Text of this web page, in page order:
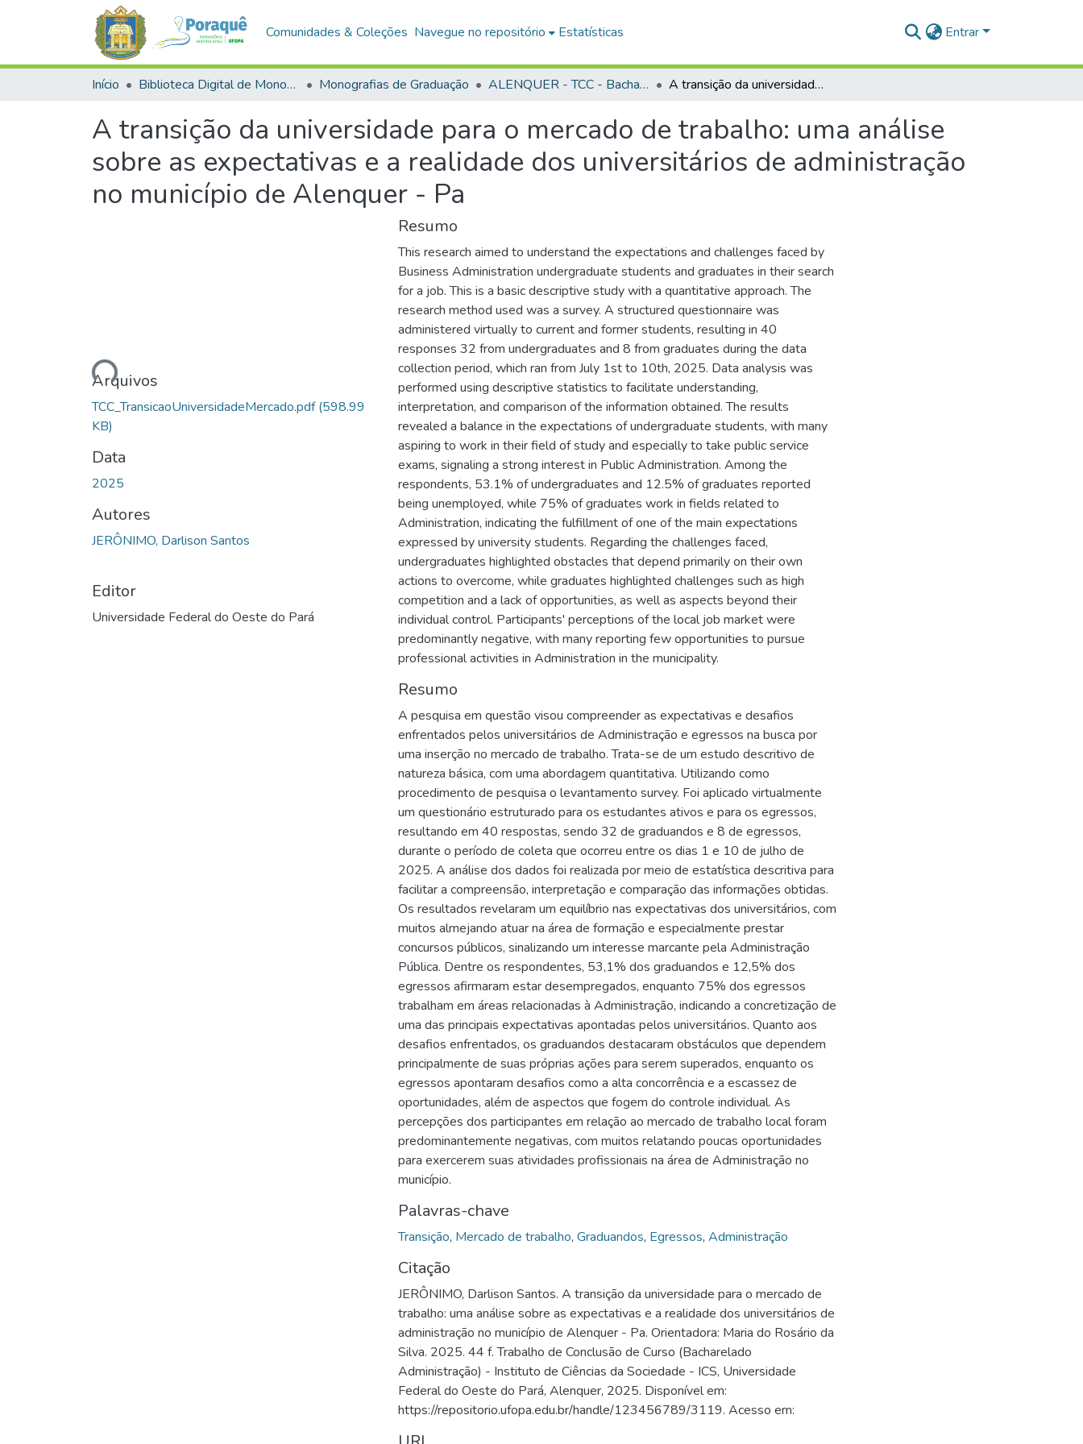
Comunidades & Coleções Navegue no repositório Estatísticas Entrar
Início Biblioteca Digital de Monografias (BDM) Monografias de Graduação ALENQUER - TCC - Bacharelado em Administração A transição da universidade para o mercado de trabalho: uma análise sobre as expectativas e a realidade dos universitários de administração no município de Alenquer - Pa
A transição da universidade para o mercado de trabalho: uma análise
sobre as expectativas e a realidade dos universitários de administração
no município de Alenquer - Pa
Carregando...
Arquivos
TCC_TransicaoUniversidadeMercado.pdf(598.99
KB)
Data
2025
Autores
JERÔNIMO, Darlison Santos
Editor
Universidade Federal do Oeste do Pará
Resumo
This research aimed to understand the expectations and challenges faced by
Business Administration undergraduate students and graduates in their search
for a job. This is a basic descriptive study with a quantitative approach. The
research method used was a survey. A structured questionnaire was
administered virtually to current and former students, resulting in 40
responses 32 from undergraduates and 8 from graduates during the data
collection period, which ran from July 1st to 10th, 2025. Data analysis was
performed using descriptive statistics to facilitate understanding,
interpretation, and comparison of the information obtained. The results
revealed a balance in the expectations of undergraduate students, with many
aspiring to work in their field of study and especially to take public service
exams, signaling a strong interest in Public Administration. Among the
respondents, 53.1% of undergraduates and 12.5% of graduates reported
being unemployed, while 75% of graduates work in fields related to
Administration, indicating the fulfillment of one of the main expectations
expressed by university students. Regarding the challenges faced,
undergraduates highlighted obstacles that depend primarily on their own
actions to overcome, while graduates highlighted challenges such as high
competition and a lack of opportunities, as well as aspects beyond their
individual control. Participants' perceptions of the local job market were
predominantly negative, with many reporting few opportunities to pursue
professional activities in Administration in the municipality.
Resumo
A pesquisa em questão visou compreender as expectativas e desafios
enfrentados pelos universitários de Administração e egressos na busca por
uma inserção no mercado de trabalho. Trata-se de um estudo descritivo de
natureza básica, com uma abordagem quantitativa. Utilizando como
procedimento de pesquisa o levantamento survey. Foi aplicado virtualmente
um questionário estruturado para os estudantes ativos e para os egressos,
resultando em 40 respostas, sendo 32 de graduandos e 8 de egressos,
durante o período de coleta que ocorreu entre os dias 1 e 10 de julho de
2025. A análise dos dados foi realizada por meio de estatística descritiva para
facilitar a compreensão, interpretação e comparação das informações obtidas.
Os resultados revelaram um equilíbrio nas expectativas dos universitários, com
muitos almejando atuar na área de formação e especialmente prestar
concursos públicos, sinalizando um interesse marcante pela Administração
Pública. Dentre os respondentes, 53,1% dos graduandos e 12,5% dos
egressos afirmaram estar desempregados, enquanto 75% dos egressos
trabalham em áreas relacionadas à Administração, indicando a concretização de
uma das principais expectativas apontadas pelos universitários. Quanto aos
desafios enfrentados, os graduandos destacaram obstáculos que dependem
principalmente de suas próprias ações para serem superados, enquanto os
egressos apontaram desafios como a alta concorrência e a escassez de
oportunidades, além de aspectos que fogem do controle individual. As
percepções dos participantes em relação ao mercado de trabalho local foram
predominantemente negativas, com muitos relatando poucas oportunidades
para exercerem suas atividades profissionais na área de Administração no
município.
Palavras-chave
Transição, Mercado de trabalho, Graduandos, Egressos, Administração
Citação
JERÔNIMO, Darlison Santos. A transição da universidade para o mercado de
trabalho: uma análise sobre as expectativas e a realidade dos universitários de
administração no município de Alenquer - Pa. Orientadora: Maria do Rosário da
Silva. 2025. 44 f. Trabalho de Conclusão de Curso (Bacharelado
Administração) - Instituto de Ciências da Sociedade - ICS, Universidade
Federal do Oeste do Pará, Alenquer, 2025. Disponível em:
https://repositorio.ufopa.edu.br/handle/123456789/3119. Acesso em: